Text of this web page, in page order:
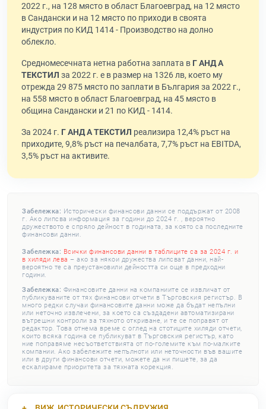
2022 г., на 128 място в област Благоевград, на 12 място
в Сандански и на 12 място по приходи в своята
индустрия по КИД 1414 - Производство на долно
облекло.
Средномесечната нетна работна заплата в Г АНД А
ТЕКСТИЛ за 2022 г. е в размер на 1326 лв, което му
отрежда 29 875 място по заплати в България за 2022 г.,
на 558 място в област Благоевград, на 45 място в
община Сандански и 21 по КИД - 1414.
За 2024 г. Г АНД А ТЕКСТИЛ реализира 12,4% ръст на
приходите, 9,8% ръст на печалбата, 7,7% ръст на EBITDA,
3,5% ръст на активите.
Забележка: Исторически финансови данни се поддържат от 2008
г. Ако липсва информация за години до 2024 г. , вероятно
дружеството е спряло дейност в годината, за която са последните
финансови данни.
Забележка: Всички финансови данни в таблиците са за 2024 г. и
в хиляди лева – ако за някои дружества липсват данни, най-
вероятно те са преустановили дейността си още в предходни
години.
Забележка: Финансовите данни на компаниите се извличат от
публикуваните от тях финансови отчети в Търговския регистър. В
много редки случаи финансовите данни може да бъдат непълни
или неточно извлечени, за което са създадени автоматизирани
вътрешни контроли за тяхното откриване, и те се поправят от
редактор. Това отнема време с оглед на стотиците хиляди отчети,
които всяка година се публикуват в Търговския регистър, като
ние поправяме несъответствията от по-големите към по-малките
компании. Ако забележите непълноти или неточности във вашите
или в други финансови отчети, можете да ни пишете, за да
ескалираме приоритета за тяхната корекция.